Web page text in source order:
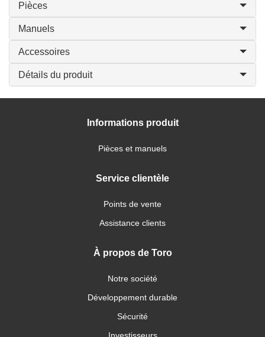
Pièces
Manuels
Accessoires
Détails du produit
Informations produit
Pièces et manuels
Service clientèle
Points de vente
Assistance clients
À propos de Toro
Notre société
Développement durable
Sécurité